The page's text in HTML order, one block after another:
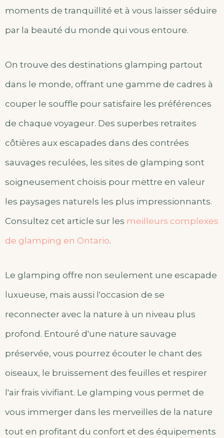
moments de tranquillité et à vous laisser séduire
par la beauté du monde qui vous entoure.
On trouve des destinations glamping partout
dans le monde, offrant une gamme de cadres à
couper le souffle pour satisfaire les préférences
de chaque voyageur. Des superbes retraites
côtières aux escapades dans des contrées
sauvages reculées, les sites de glamping sont
soigneusement choisis pour mettre en valeur
les paysages naturels les plus impressionnants.
Consultez cet article sur les meilleurs complexes
de glamping en Ontario.
Le glamping offre non seulement une escapade
luxueuse, mais aussi l'occasion de se
reconnecter avec la nature à un niveau plus
profond. Entouré d'une nature sauvage
préservée, vous pourrez écouter le chant des
oiseaux, le bruissement des feuilles et respirer
l'air frais vivifiant. Le glamping vous permet de
vous immerger dans les merveilles de la nature
tout en profitant du confort et des équipements